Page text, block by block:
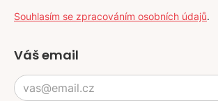
Souhlasím se zpracováním osobních údajů.
Váš email